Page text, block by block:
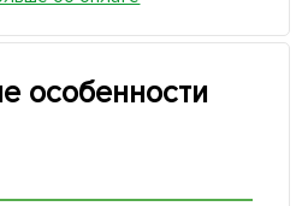
особенности